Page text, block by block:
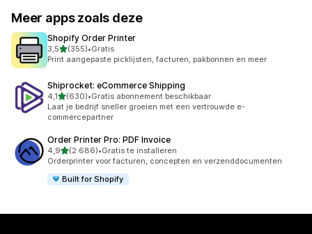
Meer apps zoals deze
Shopify Order Printer
3,5van 5 sterren
(355)
355 recensies in totaal
•Gratis
Print aangepaste picklijsten, facturen, pakbonnen en meer
Shiprocket: eCommerce Shipping
4,1van 5 sterren
(630)
630 recensies in totaal
•Gratis abonnement beschikbaar
Laat je bedrijf sneller groeien met een vertrouwde e-
commercepartner
Order Printer Pro: PDF Invoice
4,9van 5 sterren
(2.686)
2686 recensies in totaal
•Gratis te installeren
Orderprinter voor facturen, concepten en verzenddocumenten
Built for Shopify